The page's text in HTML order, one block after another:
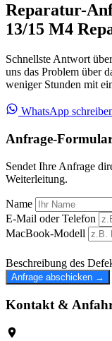
Reparatur-
13/15 M4
Schnellste Antwort
uns das Problem über
weniger Stunden mit
WhatsApp
Anfrage-
Sendet Ihre Anfrage
Weiterleitung.
Name
E-Mail oder Telefon
MacBook-Modell
Beschreibung des
Anfrage abschicken →
Kontakt &